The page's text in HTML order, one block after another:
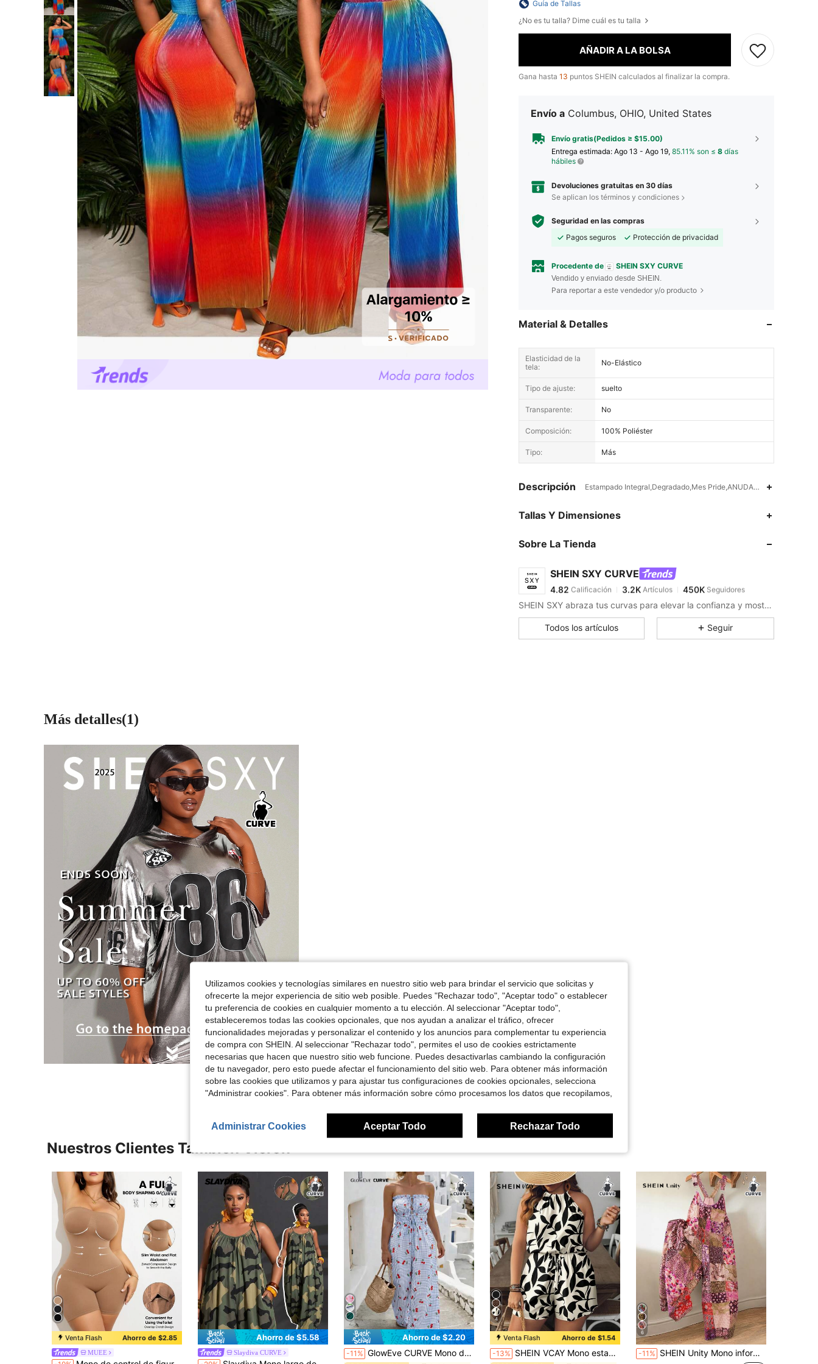
Guía de Tallas
¿No es tu talla? Dime cuál es tu talla
AÑADIR A LA BOLSA
Gana hasta 13 puntos SHEIN calculados al finalizar la compra.
Envío a Columbus, OHIO, United States
Envío gratis(Pedidos ≥ $15.00)
Entrega estimada: Ago 13 - Ago 19, 85.11% son ≤ 8 días
hábiles
Devoluciones gratuitas en 30 días
Se aplican los términos y condiciones
Seguridad en las compras
Pagos seguros
Protección de privacidad
Procedente de SHEIN SXY CURVE
Vendido y enviado desde SHEIN.
Para reportar a este vendedor y/o producto
Material & Detalles
Elasticidad de la
tela:
No-Elástico
Tipo de ajuste: suelto
Transparente: No
Composición: 100% Poliéster
Tipo: Más
Descripción Estampado Integral,Degradado,Mes Pride,ANUDADO,Nudo,Espalda
Tallas Y Dimensiones
Sobre La Tienda
SHEIN SXY CURVE
4.82
4.82 Calificación 3.2KArtículos
L***apagó Hace 1 día
4.82 3.2K 450K
SHEIN SXY abraza tus curvas para elevar la confianza y mostrar tu lado más sexy.
Todos los artículos Seguir
Más detalles(1)
Nuestros Clientes También Vieron
Venta Flash Ahorro de $2.85
MUEE
#2 Más vendidos
Ahorro de $5.58
Slaydiva CURVE
Ahorro de $2.20
-11% GlowEve CURVE Mono de tirantes con lazo a rayas casual para mujer talla grande, primavera/verano
4
Venta Flash Ahorro de $1.54
-13% SHEIN VCAY Mono estampado con silueta de hoja para talla grande, ideal para días festivos
6
-11% SHEIN Unity Mono informal con estampado floral bohemio para mujer talla grande, adecuado para vacaciones
Utilizamos cookies y tecnologías similares en nuestro sitio web para brindar el servicio que solicitas y
ofrecerte la mejor experiencia de sitio web posible. Puedes "Rechazar todo", "Aceptar todo" o establecer
tu preferencia de cookies en cualquier momento a tu elección. Al seleccionar "Aceptar todo",
estableceremos todas las cookies opcionales, que nos ayudan a analizar el tráfico, ofrecer
funcionalidades mejoradas y personalizar el contenido y los anuncios para complementar tu experiencia
de compra con SHEIN. Al seleccionar "Rechazar todo", permites el uso de cookies estrictamente
necesarias que hacen que nuestro sitio web funcione. Puedes desactivarlas cambiando la configuración
de tu navegador, pero esto puede afectar el funcionamiento del sitio web. Para obtener más información
sobre las cookies que utilizamos y para ajustar tus configuraciones de cookies opcionales, selecciona
"Administrar cookies". Para obtener más información sobre cómo procesamos los datos que recopilamos,
Administrar Cookies Aceptar Todo Rechazar Todo